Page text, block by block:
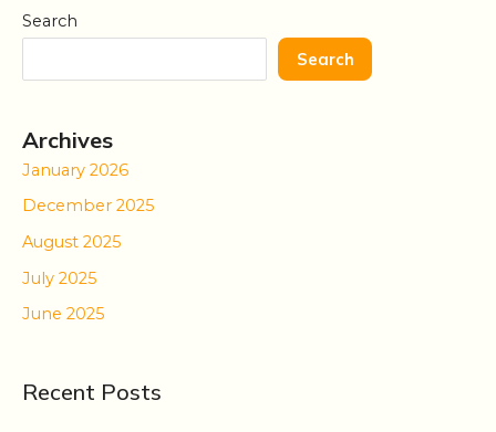
Search
Search
Archives
January 2026
December 2025
August 2025
July 2025
June 2025
Recent Posts